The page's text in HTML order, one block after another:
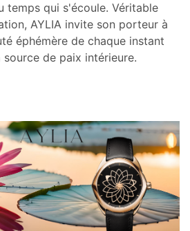
temps qui s'écoule. Véritable
AYLIA invite son porteur à
éphémère de chaque instant
de paix intérieure.